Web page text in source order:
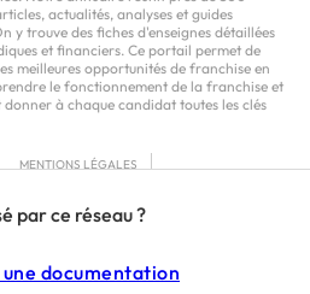
par ce réseau ?
documentation
actualités, analyses et guides
y trouve des fiches d'enseignes détaillées
et financiers. Ce portail permet de
meilleures opportunités de franchise en
le fonctionnement de la franchise et
à chaque candidat toutes les clés
MENTIONS LÉGALES
CGU